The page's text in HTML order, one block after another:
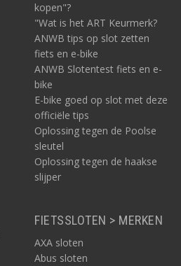
kopen"?
"Wat is het ART Keurmerk?
ANWB tips op slot zetten
fiets en e-bike
ANWB Slotentest fiets en e-
bike
E-bike goed op slot met deze
officiële tips
Oplossing tegen de Poolse
sleutel
Oplossing tegen de haakse
slijper
FIETSSLOTEN > MERKEN
AXA sloten
Abus sloten